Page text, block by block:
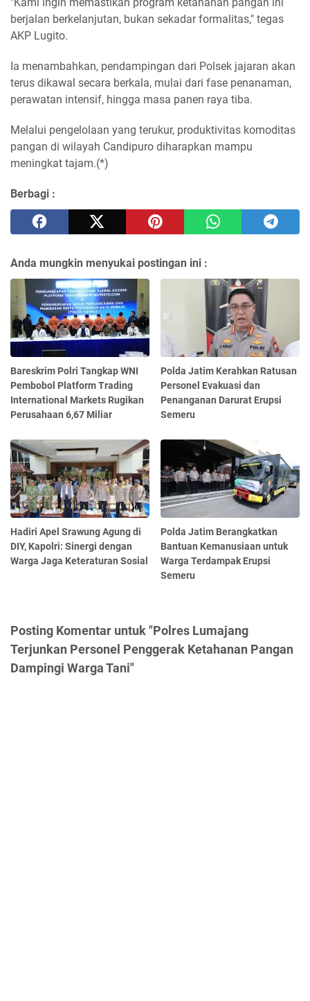
berjalan berkelanjutan, bukan sekadar formalitas," tegas
AKP Lugito.
Ia menambahkan, pendampingan dari Polsek jajaran akan
terus dikawal secara berkala, mulai dari fase penanaman,
perawatan intensif, hingga masa panen raya tiba.
Melalui pengelolaan yang terukur, produktivitas komoditas
pangan di wilayah Candipuro diharapkan mampu
meningkat tajam.(*)
Berbagi :
Anda mungkin menyukai postingan ini :
Bareskrim Polri Tangkap WNI
Pembobol Platform Trading
International Markets Rugikan
Perusahaan 6,67 Miliar
Polda Jatim Kerahkan Ratusan
Personel Evakuasi dan
Penanganan Darurat Erupsi
Semeru
Hadiri Apel Srawung Agung di
DIY, Kapolri: Sinergi dengan
Warga Jaga Keteraturan Sosial
Polda Jatim Berangkatkan
Bantuan Kemanusiaan untuk
Warga Terdampak Erupsi
Semeru
Posting Komentar untuk "Polres Lumajang
Terjunkan Personel Penggerak Ketahanan Pangan
Dampingi Warga Tani"